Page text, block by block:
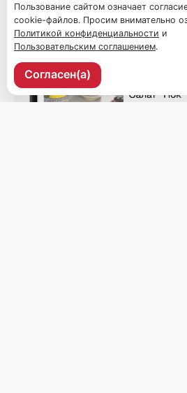
Пользование сайтом означает
cookie-файлов. Просим внимательно
Политикой конфиденциальности и
Пользовательским соглашением.
Согласен(а)